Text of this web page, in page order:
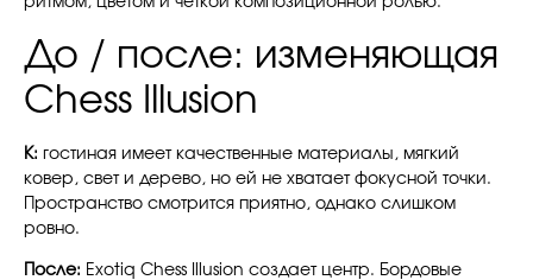
До / после: изменяющая
Chess Illusion
К: гостиная имеет качественные материалы, мягкий
ковер, свет и дерево, но ей не хватает фокусной точки.
Пространство смотрится приятно, однако слишком
ровно.
После: Exotiq Chess Illusion создает центр. Бордовые